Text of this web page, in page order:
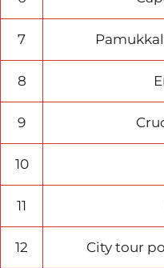
7
8
9
10
11
12 City tour